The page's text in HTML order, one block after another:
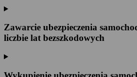
Zawarcie ubezpieczenia
liczbie lat bezszkodowych